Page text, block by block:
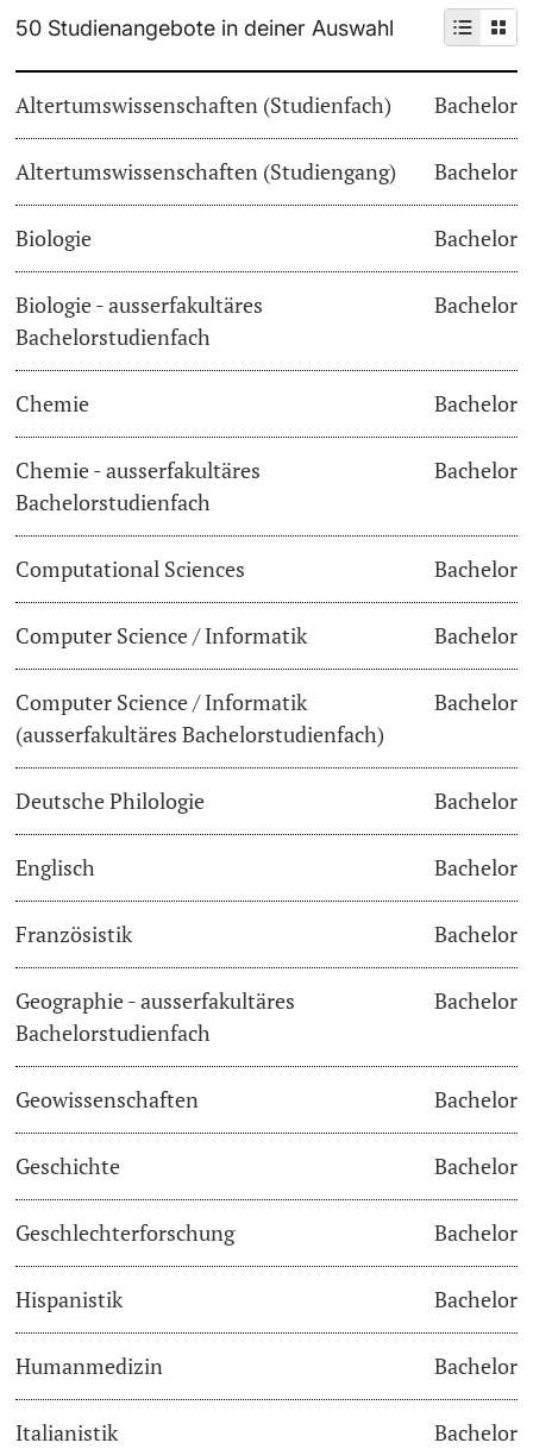
Doktorierende
Fördernde & Alumni
weitere Informationen
Dozierende
Informationen, Veranstaltungen & Schnuppern
Studienberatung
Studienfachberatung
Im Studium
Vorlesungsverzeichnis
Belegen
Termine & Fristen
Dokumente und Verifikation
«Start Smart»-Week
Mobilität
Campus Stories
Hörerinnen/Hörer
Student Life
Beratung & Support
Studienberatung
Studienfinanzierung
Berufseinstieg & Laufbahnberatung
Soziales & Gesundheit
Weiterbildung
Universität
50 Studienangebote in deiner Auswahl
Altertumswissenschaften (Studienfach) Bachelor
Altertumswissenschaften (Studiengang) Bachelor
Biologie Bachelor
Biologie - ausserfakultäres
Bachelorstudienfach
Bachelor
Chemie Bachelor
Chemie - ausserfakultäres
Bachelorstudienfach
Bachelor
Computational Sciences Bachelor
Computer Science / Informatik Bachelor
Computer Science / Informatik
(ausserfakultäres Bachelorstudienfach)
Bachelor
Deutsche Philologie Bachelor
Englisch Bachelor
Französistik Bachelor
Geographie - ausserfakultäres
Bachelorstudienfach
Bachelor
Geowissenschaften Bachelor
Geschichte Bachelor
Geschlechterforschung Bachelor
Hispanistik Bachelor
Humanmedizin Bachelor
Italianistik Bachelor